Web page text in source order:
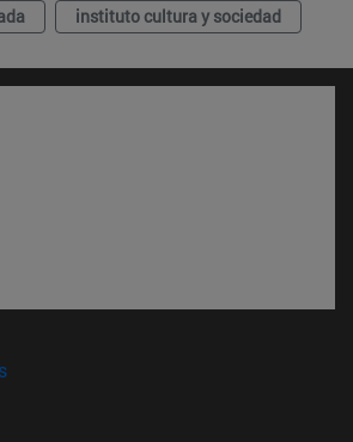
instituto cultura y sociedad
(abre en nueva ventana)
ventana)